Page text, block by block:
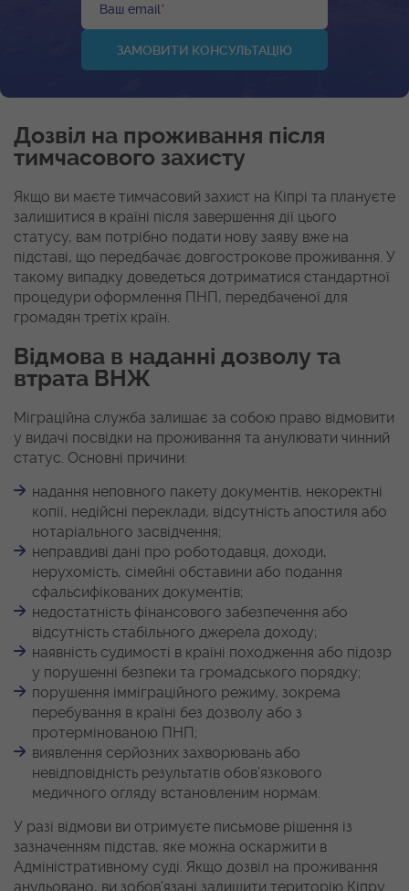
Ваш email*
Дозвіл на проживання після
тимчасового захисту
Якщо ви маєте тимчасовий захист на Кіпрі та плануєте
залишитися в країні після завершення дії цього
статусу, вам потрібно подати нову заяву вже на
підставі, що передбачає довгострокове проживання. У
такому випадку доведеться дотриматися стандартної
процедури оформлення ПНП, передбаченої для
громадян третіх країн.
Відмова в наданні дозволу та
втрата ВНЖ
Міграційна служба залишає за собою право відмовити
у видачі посвідки на проживання та анулювати чинний
статус. Основні причини:
надання неповного пакету документів, некоректні
копії, недійсні переклади, відсутність апостиля або
нотаріального засвідчення;
неправдиві дані про роботодавця, доходи,
нерухомість, сімейні обставини або подання
сфальсифікованих документів;
недостатність фінансового забезпечення або
відсутність стабільного джерела доходу;
наявність судимості в країні походження або підозр
у порушенні безпеки та громадського порядку;
порушення імміграційного режиму, зокрема
перебування в країні без дозволу або з
протермінованою ПНП;
виявлення серйозних захворювань або
невідповідність результатів обов’язкового
медичного огляду встановленим нормам.
У разі відмови ви отримуєте письмове рішення із
зазначенням підстав, яке можна оскаржити в
Адміністративному суді. Якщо дозвіл на проживання
анульовано, ви зобов’язані залишити територію Кіпру